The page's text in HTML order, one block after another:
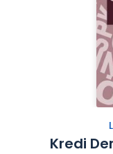
Kredi